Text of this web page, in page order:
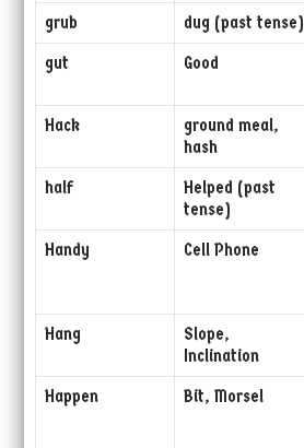
grub
dug (past tense)
gut
Good
Hack
ground meal,
hash
half
Helped (past
tense)
Handy Cell Phone
Hang
Slope,
Inclination
Happen Bit, Morsel